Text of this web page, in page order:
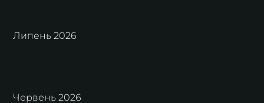
Липень 2026
Червень 2026